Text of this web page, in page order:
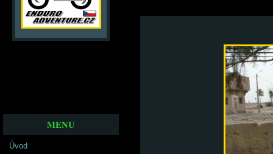
MENU
Úvod